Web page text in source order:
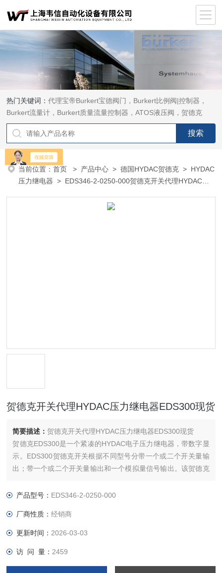
热门关键词：代理宝帝Burkert宝德阀门，Burkert比例阀|控制器，
Burkert流量计，Burkert质量流量控制器，ATOS液压阀，贺德克
HYDAC传感器，ASCO电磁阀，ASCO阀门，REXROTH力士乐阀
泵，安沃驰Aventics电磁阀|气缸，Samson萨姆森定位器
当前位置：首页 > 产品中心 >德国HYDAC贺德克 > HYDAC
压力继电器 > EDS346-2-0250-000贺德克开关代理HYDAC压
贺德克开关代理HYDAC压力继电器EDS300现货
简要描述：贺德克开关代理HYDAC压力继电器EDS300现货
贺德克EDS300是一个紧凑的HYDAC电子压力继电器，带数字显
示。EDS300贺德克开关根据不同型号分带一个或二个开关量输
出；带一个或二个开关量输出和一个模拟量信号输出。该贺德克
HYDAC压力继电器的切换点以及相应的延滞可以通过触摸式按
加
产品型号： EDS346-2-0250-000
厂商性质：经销商
更新时间： 2026-03-03
访 问 量： 2459